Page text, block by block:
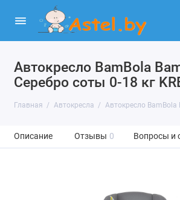
Автокресло BamBola
Серебро соты 0-18 кг
Главная Автокресла Автокресло BamBola
Описание Отзывы 0 Вопросы и